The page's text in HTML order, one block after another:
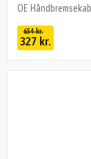
OE
654 kr.
327 kr.